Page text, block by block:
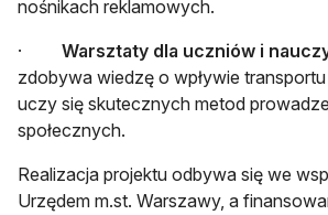
nośnikach reklamowych.
· Warsztaty dla uczniów i
zdobywa wiedzę o wpływie
uczy się skutecznych metod
społecznych.
Realizacja projektu odbywa się we
Urzędem m.st. Warszawy, a